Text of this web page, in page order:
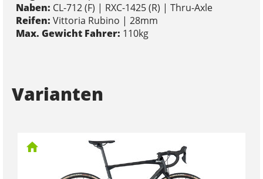
Naben: CL-712 (F) | RXC-1425 (R) | Thru-Axle
Reifen: Vittoria Rubino | 28mm
Max. Gewicht Fahrer: 110kg
Varianten